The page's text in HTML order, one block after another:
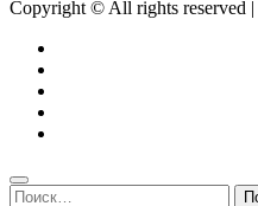
Copyright © All rights reserved
Найти: